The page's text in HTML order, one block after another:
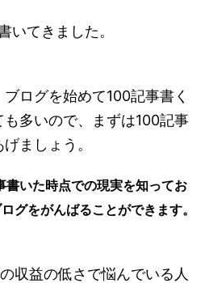
いてきました。
ログを始めて100記事書く
多いので、まずは100記事
ましょう。
書いた時点での現実を知ってお
グをがんばることができます。
収益の低さで悩んでいる人